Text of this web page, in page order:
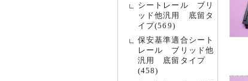
シートレール ブリ
ッド他汎用 底留タ
イプ(569)
保安基準適合シート
レール ブリッド他
汎用 底留タイプ
(458)